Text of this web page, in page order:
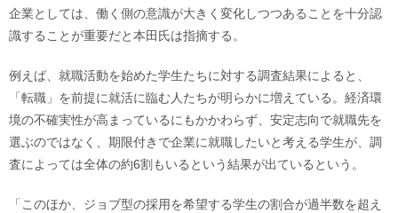
企業としては、働く側の意識が大きく変化しつつあることを十分認
識することが重要だと本田氏は指摘する。
例えば、就職活動を始めた学生たちに対する調査結果によると、
「転職」を前提に就活に臨む人たちが明らかに増えている。経済環
境の不確実性が高まっているにもかかわらず、安定志向で就職先を
選ぶのではなく、期限付きで企業に就職したいと考える学生が、調
査によっては全体の約6割もいるという結果が出ているという。
「このほか、ジョブ型の採用を希望する学生の割合が過半数を超え